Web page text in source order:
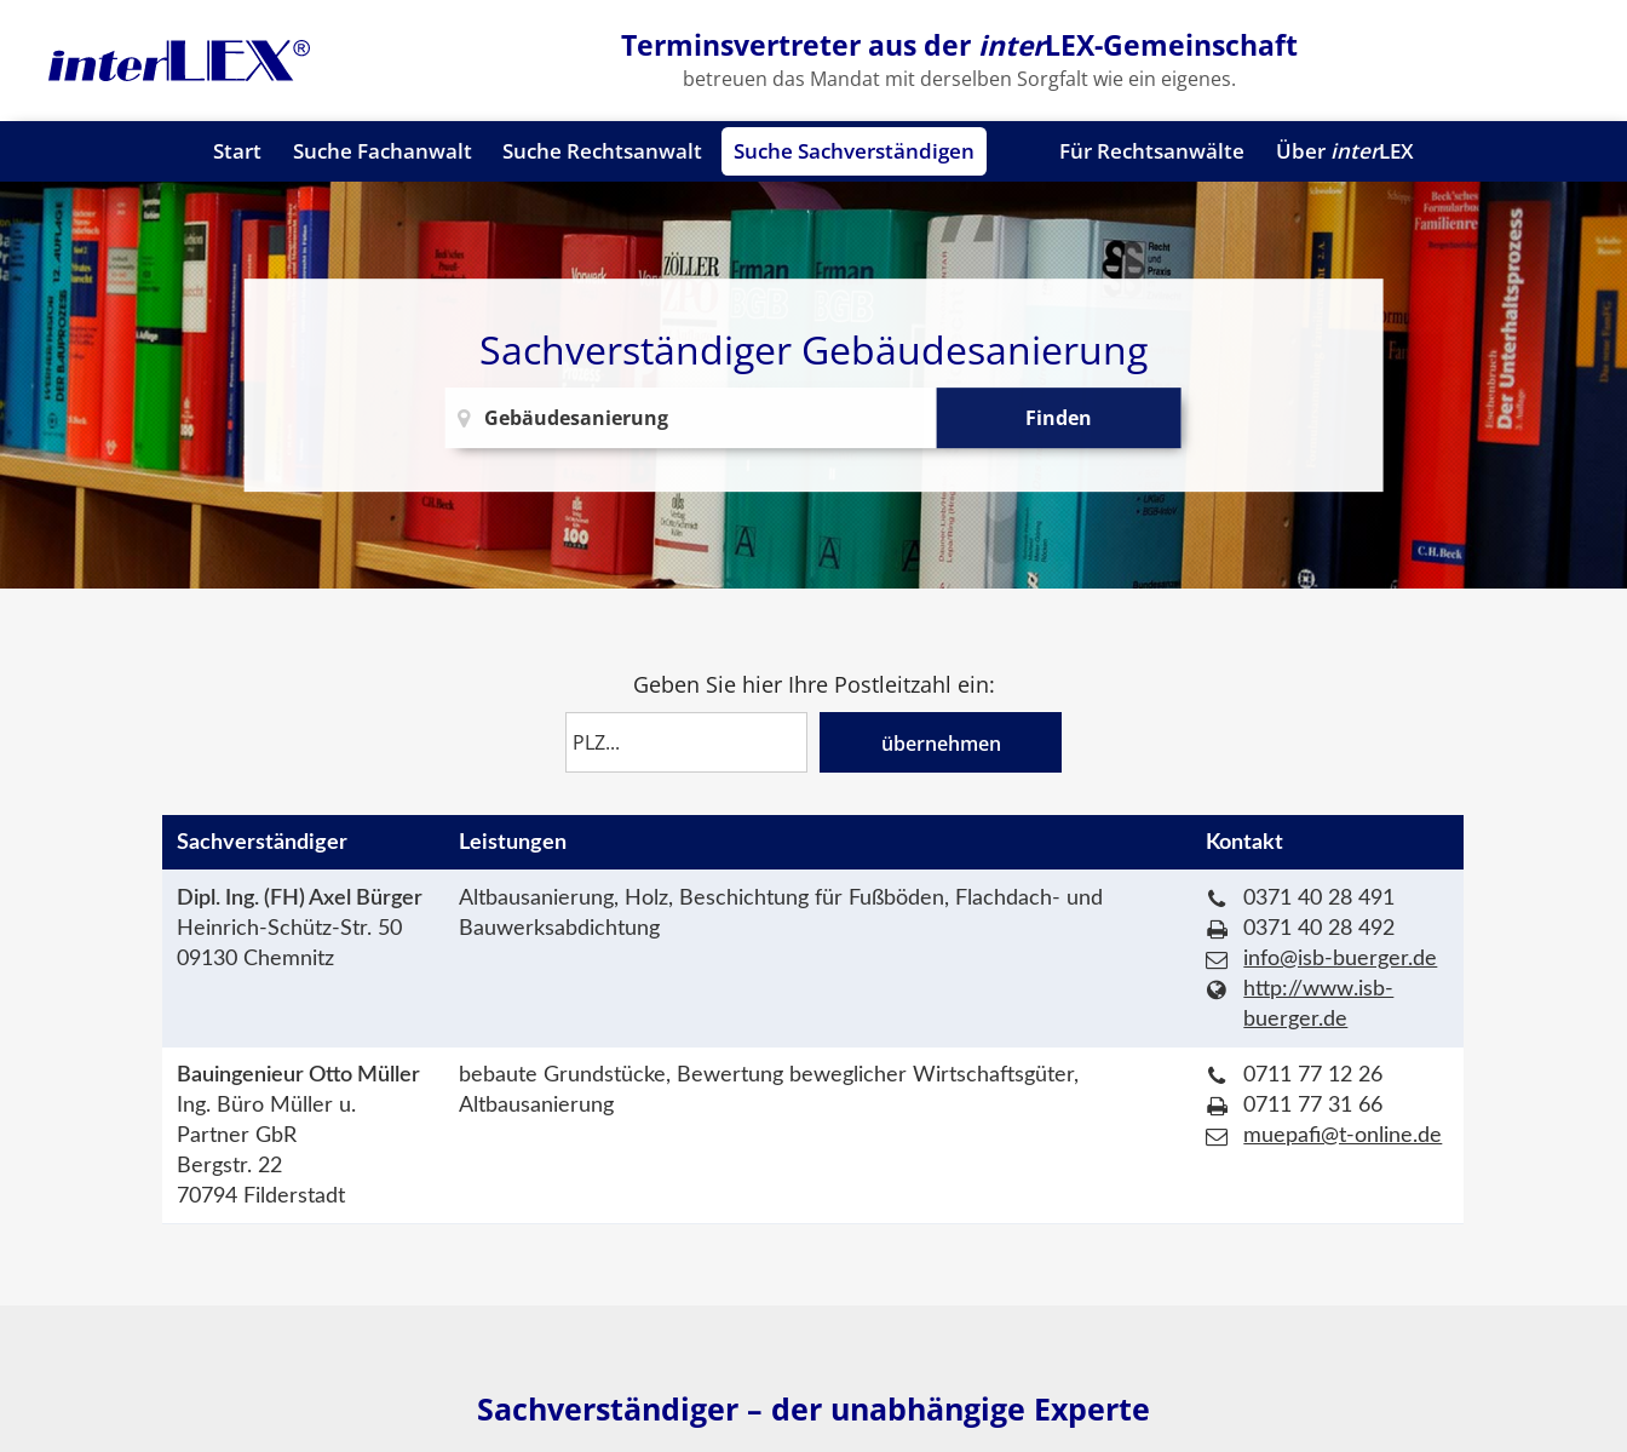
Terminsvertreter aus der interLEX-Gemeinschaft
betreuen das Mandat mit derselben Sorgfalt wie ein eigenes.
Start Suche Fachanwalt Suche Rechtsanwalt Suche Sachverständigen Für Rechtsanwälte Über interLEX
Sachverständiger Gebäudesanierung
Finden
Geben Sie hier Ihre Postleitzahl ein:
übernehmen
Sachver­ständiger Leistungen Kontakt
Dipl. Ing. (FH) Axel Bürger
Heinrich-Schütz-Str. 50
09130 Chemnitz
Altbausanierung, Holz, Beschichtung für Fußböden, Flachdach- und
Bauwerksabdichtung
0371 40 28 491
0371 40 28 492
info@isb-buerger.de
http://www.isb-
buerger.de
Bauingenieur Otto Müller
Ing. Büro Müller u.
Partner GbR
Bergstr. 22
70794 Filderstadt
bebaute Grundstücke, Bewertung beweglicher Wirtschaftsgüter,
Altbausanierung
0711 77 12 26
0711 77 31 66
muepafi@t-online.de
Sachverständiger – der unabhängige Experte